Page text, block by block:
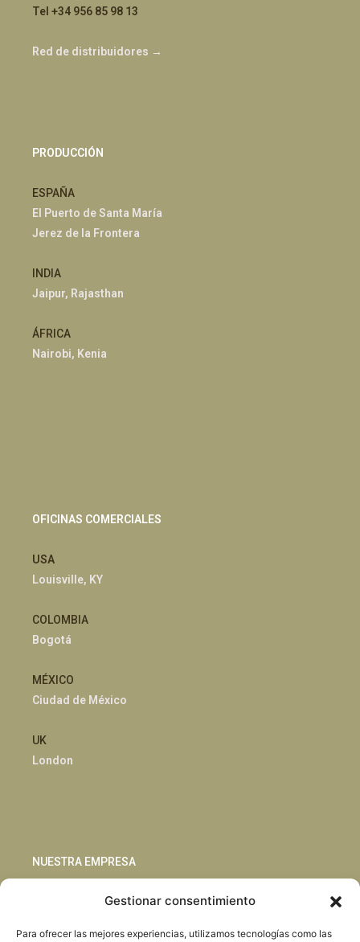
Gestionar consentimiento
Para ofrecer las mejores experiencias, utilizamos tecnologías como las
Tel +34 956 85 98 13
Red de distribuidores →
PRODUCCIÓN
ESPAÑA
El Puerto de Santa María
Jerez de la Frontera
INDIA
Jaipur, Rajasthan
ÁFRICA
Nairobi, Kenia
OFICINAS COMERCIALES
USA
Louisville, KY
COLOMBIA
Bogotá
MÉXICO
Ciudad de México
UK
London
NUESTRA EMPRESA